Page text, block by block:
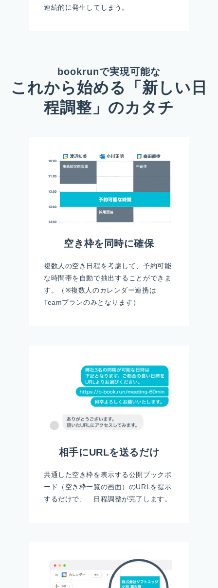
連続的に発生してしまう。
bookrunで実現可能な
これから始める「新しい日
程調整」のカタチ
空き枠を同時に確保
複数人の空き日程を考慮して、予約可能
な時間帯を自動で抽出することができま
す。（※複数人のカレンダー連携は
Teamプランのみとなります）
相手にURLを送るだけ
共通した空き枠を表示する公開ブックボ
ード（空き枠一覧の画面）のURLを提示
するだけで、 日程調整が完了します。